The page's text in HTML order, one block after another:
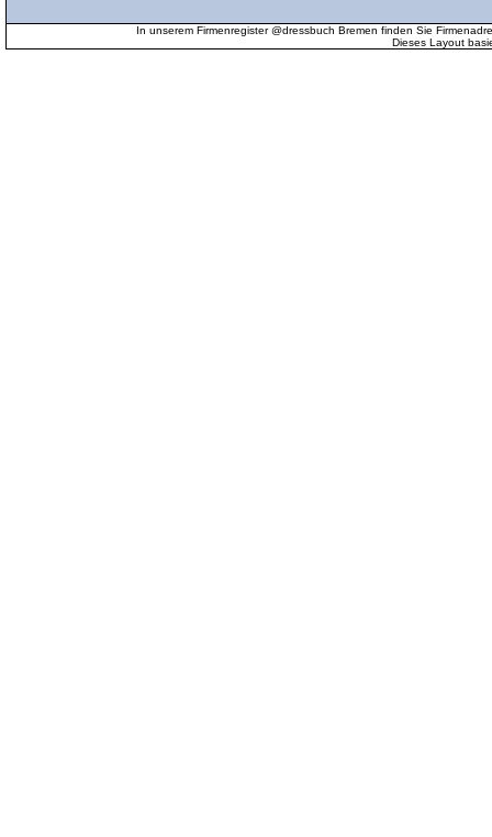
In unserem Firmenregister @dressbuch Bremen finden Sie
Dieses Layout